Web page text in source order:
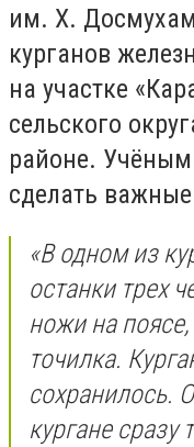
им. Х.
курганов
на участке
сельского
районе. Учёным
сделать
«В одном из
останки трех
ножи на
точилка.
сохранилось.
кургане сразу